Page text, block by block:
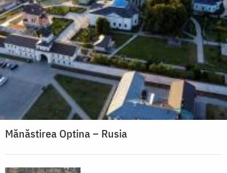
Mănăstirea Optina – Rusia